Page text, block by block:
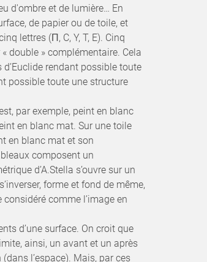
d'ombre et de lumière… En
de papier ou de toile, et
lettres (Π, C, Y, T, E). Cinq
double » complémentaire. Cela
rendant possible toute
possible toute une structure
par exemple, peint en blanc
en blanc mat. Sur une toile
en blanc mat et son
composent un
d’A.Stella s’ouvre sur un
forme et fond de même,
comme l’image en
d’une surface. On croit que
ainsi, un avant et un après
l’espace). Mais, par ces